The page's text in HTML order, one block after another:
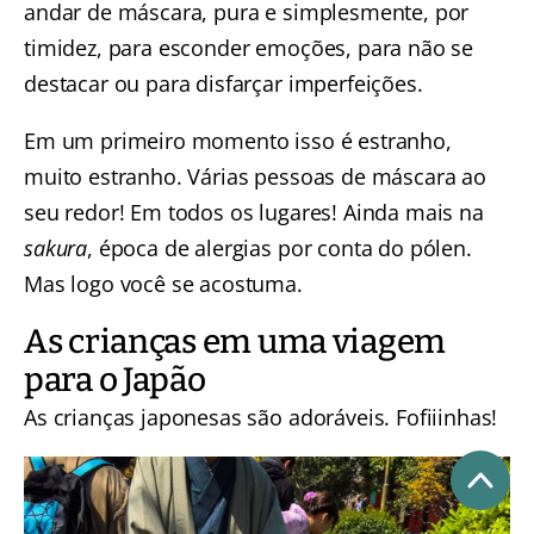
andar de máscara, pura e simplesmente, por
timidez, para esconder emoções, para não se
destacar ou para disfarçar imperfeições.
Em um primeiro momento isso é estranho,
muito estranho. Várias pessoas de máscara ao
seu redor! Em todos os lugares! Ainda mais na
sakura, época de alergias por conta do pólen.
Mas logo você se acostuma.
As crianças em uma viagem
para o Japão
As crianças japonesas são adoráveis. Fofiiinhas!